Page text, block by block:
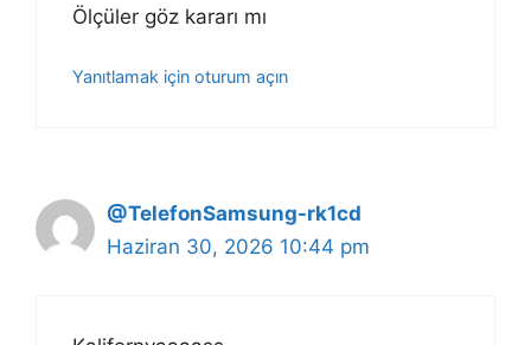
Ölçüler göz kararı mı
Yanıtlamak için oturum açın
@TelefonSamsung-rk1cd
Haziran 30, 2026 10:44 pm